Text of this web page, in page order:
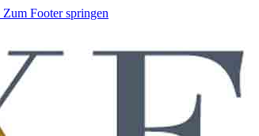
Zum Footer springen